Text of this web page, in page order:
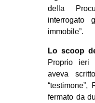
della
interrogato
immobile”.
Lo scoop
Proprio ieri
aveva
“testimone”,
fermato da